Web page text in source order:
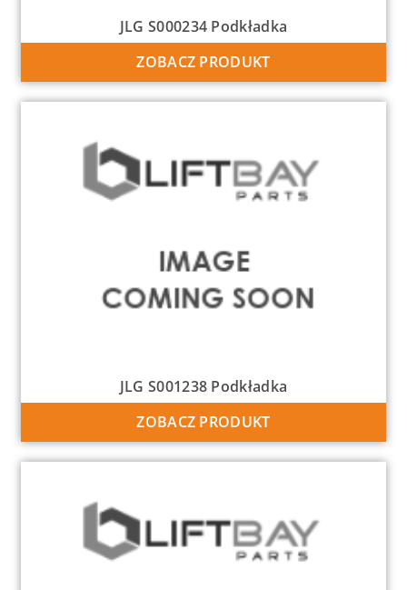
JLG S000234 Podkładka
ZOBACZ PRODUKT
JLG S001238 Podkładka
ZOBACZ PRODUKT